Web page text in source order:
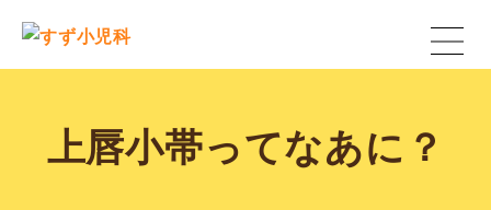
上唇小帯ってなあに？